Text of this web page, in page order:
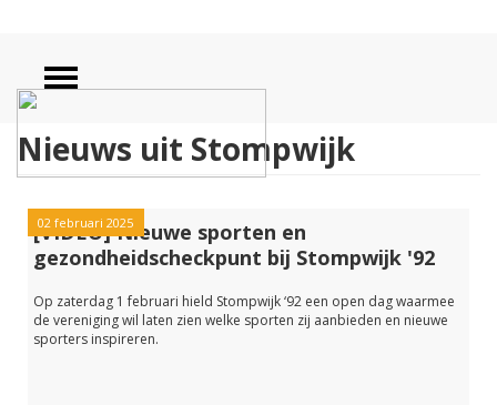
Nieuws uit Stompwijk
02 februari 2025
[VIDEO] Nieuwe sporten en
gezondheidscheckpunt bij Stompwijk '92
Op zaterdag 1 februari hield Stompwijk ‘92 een open dag waarmee
de vereniging wil laten zien welke sporten zij aanbieden en nieuwe
sporters inspireren.